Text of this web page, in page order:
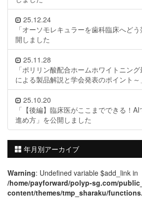
25.12.24
「オーソモレキュラーを歯科臨床へど
開しました
25.11.28
「ポリリン酸配合ホームホワイトニン
による製品解説と学会発表のポイント
25.10.20
「【後編】臨床医がここまでできる！
進め方」を公開しました
年月別アーカイブ
Warning: Undefined variable $add_link in
/home/payforward/polyp-sg.com/
content/themes/tmp_sharaku/